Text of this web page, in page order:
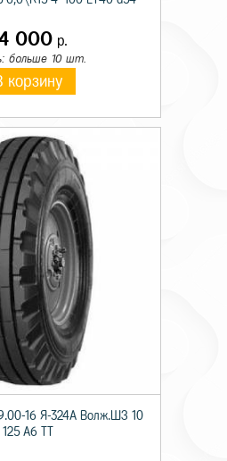
000 р.
больше 10 шт.
корзину
16 Я-324А Волж.ШЗ 10
125 A6 TT